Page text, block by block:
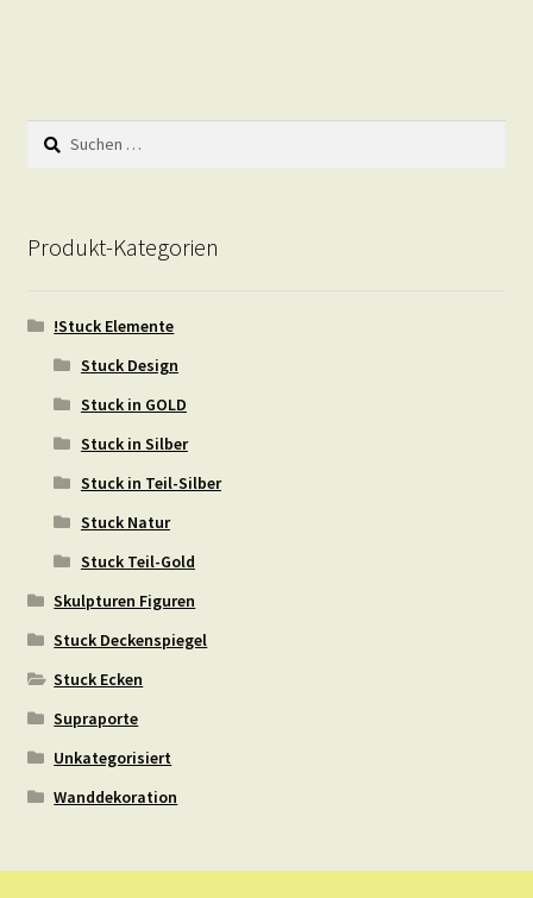
Suchen
nach:
Produkt-Kategorien
!Stuck Elemente
Stuck Design
Stuck in GOLD
Stuck in Silber
Stuck in Teil-Silber
Stuck Natur
Stuck Teil-Gold
Skulpturen Figuren
Stuck Deckenspiegel
Stuck Ecken
Supraporte
Unkategorisiert
Wanddekoration